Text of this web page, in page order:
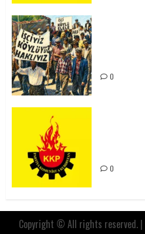
0
0
Copyright © All rights reserved. |